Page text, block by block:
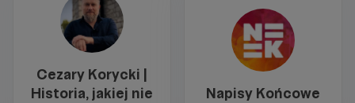
Cezary Korycki |
Historia, jakiej nie
Napisy Końcowe